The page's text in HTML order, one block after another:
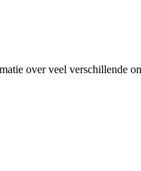
over veel verschillende